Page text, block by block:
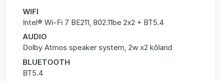
WIFI
Intel® Wi-Fi 7 BE211, 802.11be 2x2 + BT5.4
AUDIO
Dolby Atmos speaker system, 2w x2 kõlarid
BLUETOOTH
BT5.4